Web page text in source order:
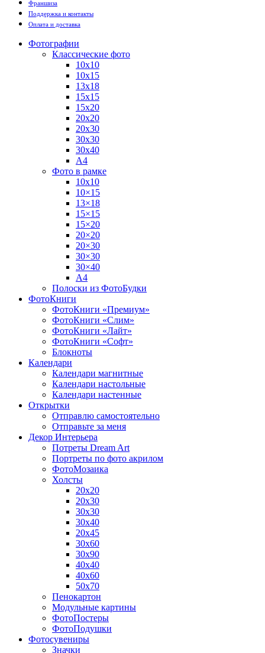
Франшиза
Поддержка и контакты
Оплата и доставка
Фотографии
Классические фото
10х10
10х15
13х18
15х15
15х20
20х20
20х30
30х30
30х40
А4
Фото в рамке
10х10
10×15
13×18
15×15
15×20
20×20
20×30
30×30
30×40
A4
Полоски из ФотоБудки
ФотоКниги
ФотоКниги «Премиум»
ФотоКниги «Слим»
ФотоКниги «Лайт»
ФотоКниги «Софт»
Блокноты
Календари
Календари магнитные
Календари настольные
Календари настенные
Открытки
Отправлю самостоятельно
Отправьте за меня
Декор Интерьера
Потреты Dream Art
Портреты по фото акрилом
ФотоМозаика
Холсты
20х20
20х30
30х30
30х40
20х45
30х60
30х90
40х40
40х60
50х70
Пенокартон
Модульные картины
ФотоПостеры
ФотоПодушки
Фотоcувениры
Значки